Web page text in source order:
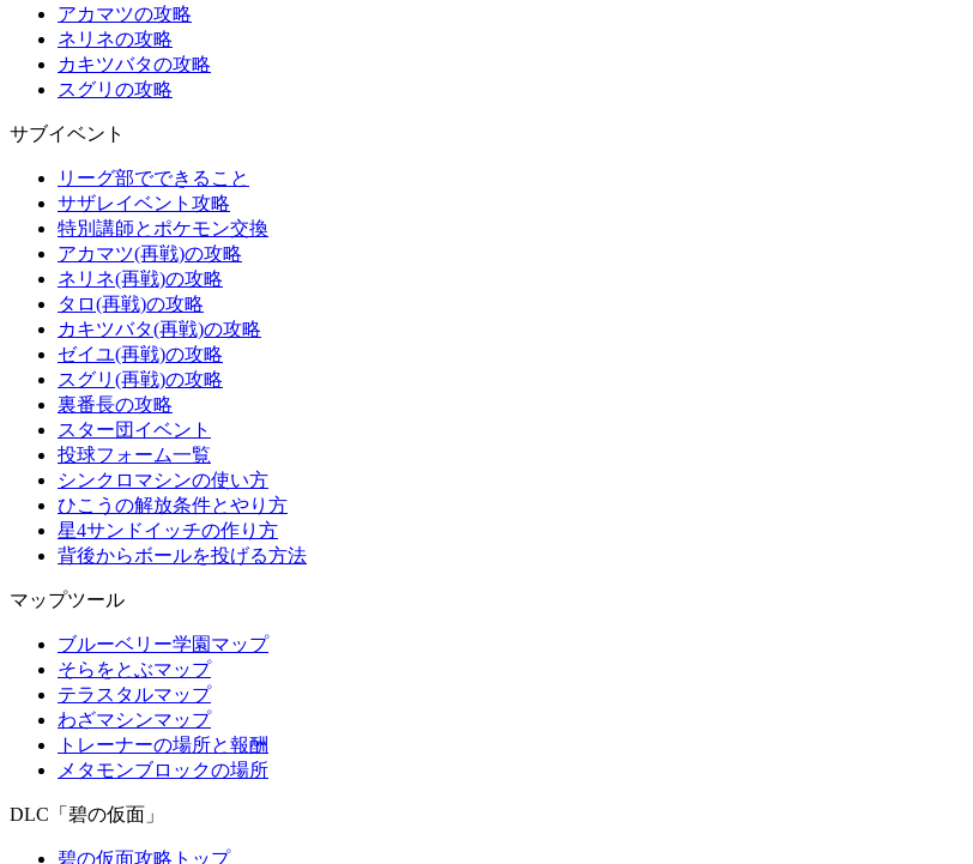
アカマツの攻略
ネリネの攻略
カキツバタの攻略
スグリの攻略
サブイベント
リーグ部でできること
サザレイベント攻略
特別講師とポケモン交換
アカマツ(再戦)の攻略
ネリネ(再戦)の攻略
タロ(再戦)の攻略
カキツバタ(再戦)の攻略
ゼイユ(再戦)の攻略
スグリ(再戦)の攻略
裏番長の攻略
スター団イベント
投球フォーム一覧
シンクロマシンの使い方
ひこうの解放条件とやり方
星4サンドイッチの作り方
背後からボールを投げる方法
マップツール
ブルーベリー学園マップ
そらをとぶマップ
テラスタルマップ
わざマシンマップ
トレーナーの場所と報酬
メタモンブロックの場所
DLC「碧の仮面」
碧の仮面攻略トップ